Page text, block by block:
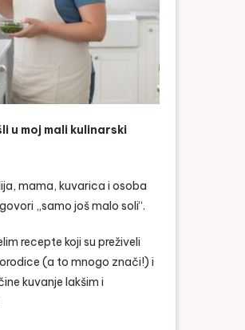
u moj mali kulinarski
mama, kuvarica i osoba
„samo još malo soli“.
recepte koji su preživeli
(a to mnogo znači!) i
kuvanje lakšim i